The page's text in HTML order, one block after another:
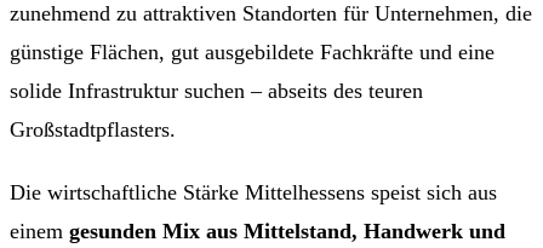
zunehmend zu attraktiven Standorten für Unternehmen, die
günstige Flächen, gut ausgebildete Fachkräfte und eine
solide Infrastruktur suchen – abseits des teuren
Großstadtpflasters.
Die wirtschaftliche Stärke Mittelhessens speist sich aus
einem gesunden Mix aus Mittelstand, Handwerk und